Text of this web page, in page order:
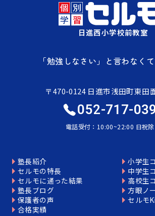
日進西小学校前教室
「勉強しなさい」と言わなく
〒470-0124 日進市浅田町東田
052-717-
電話受付：10:00~22:00 日祝除
塾長紹介
セルモの特長
セルモに通った結果
塾長ブログ
保護者の声
合格実績
小学生
中学生
高校生
方眼ノ
セルモ